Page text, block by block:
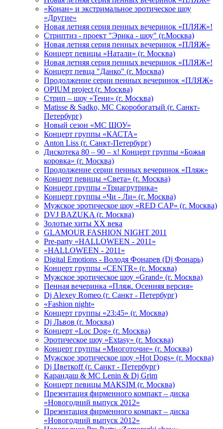
«Конан» и экстримальное эротическое шоу
«Другие»
Новая летняя серия пенных вечеринок «ПЛЯЖ»!
Стриптиз - проект "Эрика - шоу" (г.Москва)
Новая летняя серия пенных вечеринок «ПЛЯЖ»
Концерт певицы «Натали» (г. Москва)
Новая летняя серия пенных вечеринок «ПЛЯЖ»!
Концерт певца "Данко" (г. Москва)
Продолжение серии пенных вечеринок «ПЛЯЖ»
OPIUM project (г. Москва)
Стрип – шоу «Тени» (г. Москва)
Matissе & Sadko, MC Скоробогатый (г. Санкт-
Петербург)
Новый сезон «МС ШОУ»
Концерт группы «КАСТА»
Anton Liss (г. Санкт-Петербург)
Дискотека 80 – 90 – х! Концерт группы «Божья
коровка» (г. Москва)
Продолжение серии пенных вечеринок «Пляж»
Концерт певицы «Света» (г. Москва)
Концерт группы «Триагрутрика»
Концерт группы «Чи - Ли» (г. Москва)
Мужское эротическое шоу «RED CAP» (г. Москва)
DVJ BAZUKA (г. Москва)
Золотые хиты XX века
GLAMOUR FASHION NIGHT 2011
Pre-party «HALLOWEEN - 2011»
«HALLOWEEN - 2011»
Digital Emotions - Володя Фонарев (Dj Фонарь)
Концерт группы «CENTR» (г. Москва)
Мужское эротическое шоу «Grand» (г. Москва)
Пенная вечеринка «Пляж. Осенняя версия»
Dj Alexey Romeo (г. Санкт - Петербург)
«Fashion night»
Концерт группы «23:45» (г. Москва)
Dj Львов (г. Москва)
Концерт «Loc Dog» (г. Москва)
Эротическое шоу «Extasy» (г. Москва)
Концерт группы «Многоточие» (г. Москва)
Мужское эротическое шоу «Hot Dogs» (г. Москва)
Dj Цветкоff (г. Санкт - Петербург)
Карандаш & МС Lenin & Dj Grim
Концерт певицы МАКSIМ (г. Москва)
Презентация фирменного компакт – диска
«Новогодний выпуск 2012»
Презентация фирменного компакт – диска
«Новогодний выпуск 2012»